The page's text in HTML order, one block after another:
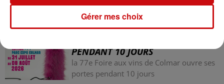
nazi
31 juillet 2026
LA 77E FOIRE AUX VINS DE
PENDANT 10 JOURS
la 77e Foire aux vins de Colmar ouvre ses
portes pendant 10 jours
Gérer mes choix